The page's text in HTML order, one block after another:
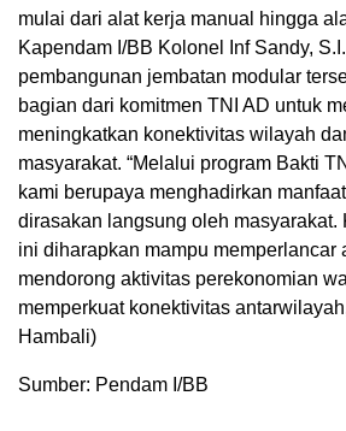
mulai dari alat kerja manual hingga
Kapendam I/BB Kolonel Inf Sandy,
pembangunan jembatan modular
bagian dari komitmen TNI AD untuk
meningkatkan konektivitas wilayah
masyarakat. “Melalui program Bakti
kami berupaya menghadirkan
dirasakan langsung oleh masyarakat.
ini diharapkan mampu memperlancar
mendorong aktivitas perekonomian
memperkuat konektivitas
Hambali)
Sumber: Pendam I/BB